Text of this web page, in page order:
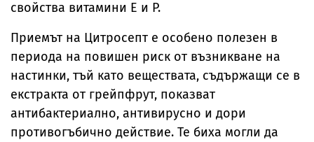
свойства витамини Е и Р.
Приемът на Цитросепт е особено полезен в
периода на повишен риск от възникване на
настинки, тъй като веществата, съдържащи се в
екстракта от грейпфрут, показват
антибактериално, антивирусно и дори
противогъбично действие. Те биха могли да